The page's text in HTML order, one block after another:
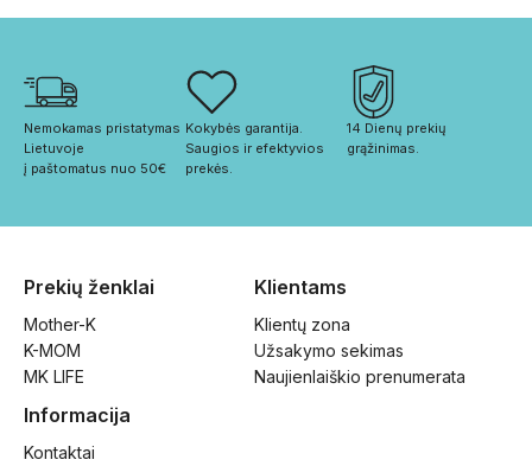
Nemokamas pristatymas
Lietuvoje
į paštomatus nuo 50€
Kokybės garantija.
Saugios ir efektyvios
prekės.
14 Dienų prekių
grąžinimas.
Prekių ženklai
Mother-K
K-MOM
MK LIFE
Klientams
Klientų zona
Užsakymo sekimas
Naujienlaiškio prenumerata
Informacija
Kontaktai